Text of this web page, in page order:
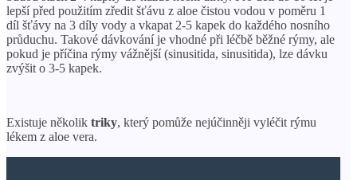
lepší před použitím zředit šťávu z aloe čistou vodou v poměru 1
díl šťávy na 3 díly vody a vkapat 2-5 kapek do každého nosního
průduchu. Takové dávkování je vhodné při léčbě běžné rýmy, ale
pokud je příčina rýmy vážnější (sinusitida, sinusitida), lze dávku
zvýšit o 3-5 kapek.
Existuje několik triky, který pomůže nejúčinněji vyléčit rýmu
lékem z aloe vera.